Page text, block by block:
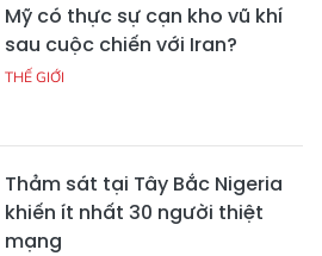
Mỹ có thực sự cạn kho vũ khí
sau cuộc chiến với Iran?
THẾ GIỚI
Thảm sát tại Tây Bắc Nigeria
khiến ít nhất 30 người thiệt
mạng